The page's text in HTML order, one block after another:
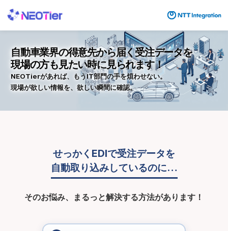
自動車業界の得意先から届く受注データを
現場の方も見たい時に見られます！
NEOTierがあれば、もうIT部門の手を煩わせない。
現場が欲しい情報を、欲しい瞬間に確認。
せっかくEDIで受注データを
自動取り込みしているのに…
そのお悩み、まるっと解決する方法があります！